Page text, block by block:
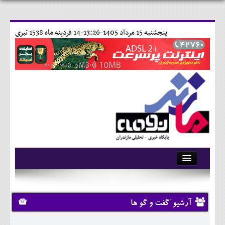
14 فردينه ماه 1538 تبری پنجشنبه 15 مرداد 1405-13:26-
آرشیو
تماس با ما
وبلاگ
آرشیو 'گفت و گو ها